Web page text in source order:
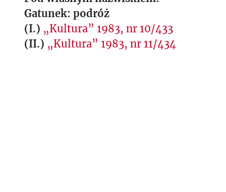
Gatunek: podróż
(I.) „Kultura” 1983, nr 10/433
(II.) „Kultura” 1983, nr 11/434